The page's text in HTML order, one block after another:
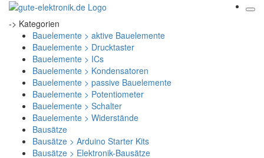
-> Kategorien
Bauelemente > aktive Bauelemente
Bauelemente > Drucktaster
Bauelemente > ICs
Bauelemente > Kondensatoren
Bauelemente > passive Bauelemente
Bauelemente > Potentiometer
Bauelemente > Schalter
Bauelemente > Widerstände
Bausätze
Bausätze > Arduino Starter Kits
Bausätze > Elektronik-Bausätze